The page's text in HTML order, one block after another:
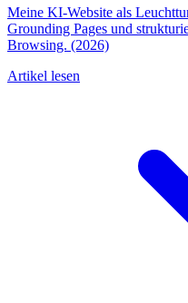
Meine KI-Website als
Grounding Pages und
Browsing. (2026)
Artikel lesen